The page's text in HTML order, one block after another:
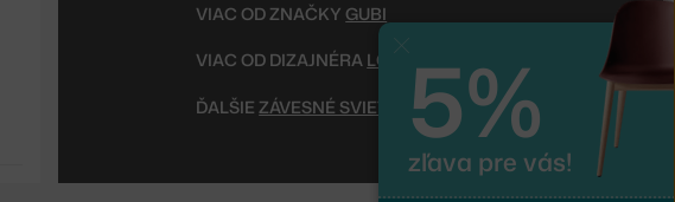
VIAC OD ZNAČKY GUBI
VIAC OD DIZAJNÉRA LOUIS WEISDORF
ĎALŠIEZÁVESNÉ SVIETIDLÁ5%
zľava pre vás!